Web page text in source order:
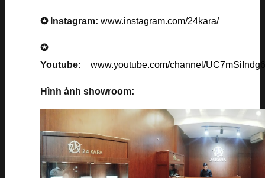
✪ Instagram: www.instagram.com/24kara/
✪
Youtube: www.youtube.com/channel/
Hình ảnh showroom: